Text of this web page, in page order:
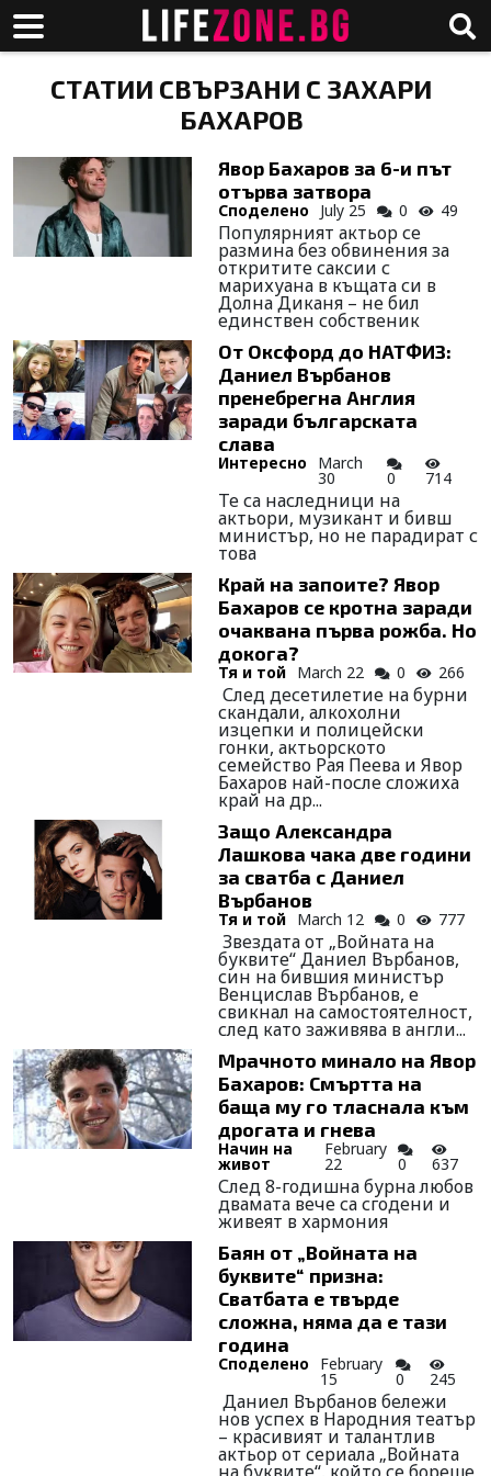
СТАТИИ СВЪРЗАНИ С ЗАХАРИ
БАХАРОВ
Явор Бахаров за 6-и път
отърва затвора
Споделено July 25 0 49
Популярният актьор се
размина без обвинения за
откритите саксии с
марихуана в къщата си в
Долна Диканя – не бил
единствен собственик
От Оксфорд до НАТФИЗ:
Даниел Върбанов
пренебрегна Англия
заради българската
слава
Интересно March
30 0 714
Те са наследници на
актьори, музикант и бивш
министър, но не парадират с
това
Край на запоите? Явор
Бахаров се кротна заради
очаквана първа рожба. Но
докога?
Тя и той March 22 0 266
След десетилетие на бурни
скандали, алкохолни
изцепки и полицейски
гонки, актьорското
семейство Рая Пеева и Явор
Бахаров най-после сложиха
край на др...
Защо Александра
Лашкова чака две години
за сватба с Даниел
Върбанов
Тя и той March 12 0 777
Звездата от „Войната на
буквите“ Даниел Върбанов,
син на бившия министър
Венцислав Върбанов, е
свикнал на самостоятелност,
след като заживява в англи...
Мрачното минало на Явор
Бахаров: Смъртта на
баща му го тласнала към
дрогата и гнева
Начин на
живот
February
22 0 637
След 8-годишна бурна любов
двамата вече са сгодени и
живеят в хармония
Баян от „Войната на
буквите“ призна:
Сватбата е твърде
сложна, няма да е тази
година
Споделено February
15 0 245
Даниел Върбанов бележи
нов успех в Народния театър
– красивият и талантлив
актьор от сериала „Войната